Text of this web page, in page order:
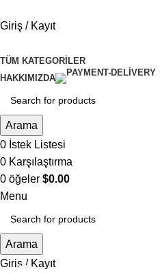
Giriş / Kayıt
TÜM KATEGORILER
HAKKIMIZDA
Arama
0 İstek Listesi
0 Karşılaştırma
0 öğeler $0.00
Menu
Arama
Giriş / Kayıt